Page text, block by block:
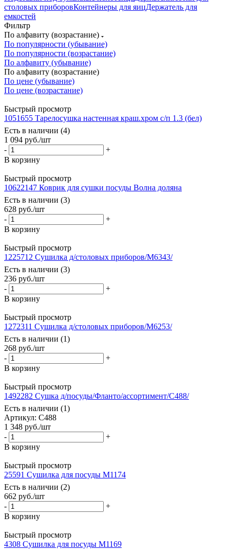
столовых приборовКонтейнеры для яицДержатель для
емкостей
Фильтр
По алфавиту (возрастание)
По популярности (убывание)
По популярности (возрастание)
По алфавиту (убывание)
По алфавиту (возрастание)
По цене (убывание)
По цене (возрастание)
Быстрый просмотр
1051655 Тарелосушка настенная краш.хром с/п 1.3 (бел)
Есть в наличии (4)
1 094 руб./шт
-
+
В корзину
Быстрый просмотр
10622147 Коврик для сушки посуды Волна доляна
Есть в наличии (3)
628 руб./шт
-
+
В корзину
Быстрый просмотр
1225712 Сушилка д/столовых приборов/М6343/
Есть в наличии (3)
236 руб./шт
-
+
В корзину
Быстрый просмотр
1272311 Сушилка д/столовых приборов/М6253/
Есть в наличии (1)
268 руб./шт
-
+
В корзину
Быстрый просмотр
1492282 Сушка д/посуды/Фланто/ассортимент/С488/
Есть в наличии (1)
Артикул: С488
1 348 руб./шт
-
+
В корзину
Быстрый просмотр
25591 Сушилка для посуды М1174
Есть в наличии (2)
662 руб./шт
-
+
В корзину
Быстрый просмотр
4308 Сушилка для посуды М1169